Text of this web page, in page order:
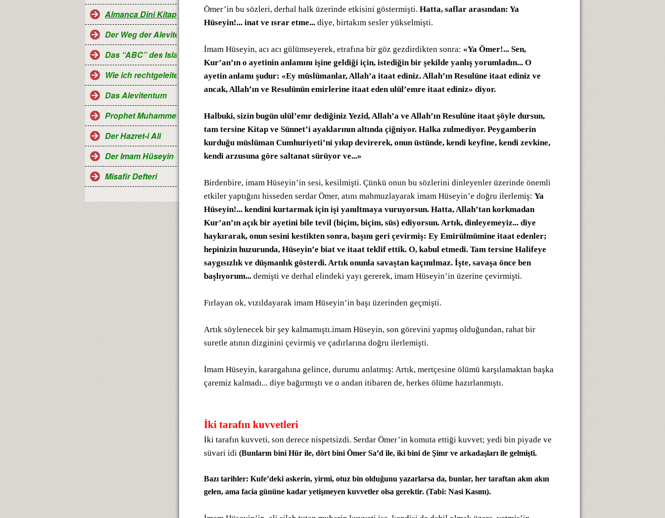
Almanca Dini Kitaplar-Religiöse Bücher
Der Weg der Aleviten...
Das “ABC” des Islam
Wie ich rechtgeleitet wurde
Das Alevitentum
Prophet Muhammed
Der Hazret-i Ali
Der Imam Hüseyin
Misafir Defteri
Ömer’in bu sözleri, derhal halk üzerinde etkisini göstermişti. Hatta, saflar arasından: Ya
Hüseyin!... inat ve ısrar etme... diye, birtakım sesler yükselmişti.
İmam Hüseyin, acı acı gülümseyerek, etrafına bir göz gezdirdikten sonra: «Ya Ömer!... Sen,
Kur’an’ın o ayetinin anlamını işine geldiği için, istediğin bir şekilde yanlış yorumladın... O
ayetin anlamı şudur: «Ey müslümanlar, Allah’a itaat ediniz. Allah’ın Resulüne itaat ediniz ve
ancak, Allah’ın ve Resulünün emirlerine itaat eden ulül’emre itaat ediniz» diyor.
Halbuki, sizin bugün ulül’emr dediğiniz Yezid, Allah’a ve Allah’ın Resulüne itaat şöyle dursun,
tam tersine Kitap ve Sünnet’i ayaklarının altında çiğniyor. Halka zulmediyor. Peygamberin
kurduğu müslüman Cumhuriyeti’ni yıkıp devirerek, onun üstünde, kendi keyfine, kendi zevkine,
kendi arzusuna göre saltanat sürüyor ve...»
Birdenbire, imam Hüseyin’in sesi, kesilmişti. Çünkü onun bu sözlerini dinleyenler üzerinde önemli
etkiler yaptığını hisseden serdar Ömer, atını mahmuzlayarak imam Hüseyin’e doğru ilerlemiş: Ya
Hüseyin!... kendini kurtarmak için işi yanıltmaya vuruyorsun. Hatta, Allah’tan korkmadan
Kur’an’ın açık bir ayetini bile tevil (biçim, biçim, süs) ediyorsun. Artık, dinleyemeyiz... diye
haykırarak, onun sesini kestikten sonra, başını geri çevirmiş: Ey Emirülmümine itaat edenler;
hepinizin huzurunda, Hüseyin’e biat ve itaat teklif ettik. O, kabul etmedi. Tam tersine Halifeye
saygısızlık ve düşmanlık gösterdi. Artık onunla savaştan kaçınılmaz. İşte, savaşa önce ben
başlıyorum... demişti ve derhal elindeki yayı gererek, imam Hüseyin’in üzerine çevirmişti.
Fırlayan ok, vızıldayarak imam Hüseyin’in başı üzerinden geçmişti.
Artık söylenecek bir şey kalmamıştı.imam Hüseyin, son görevini yapmış olduğundan, rahat bir
suretle atının dizginini çevirmiş ve çadırlarına doğru ilerlemişti.
İmam Hüseyin, karargahına gelince, durumu anlatmış: Artık, mertçesine ölümü karşılamaktan başka
çaremiz kalmadı... diye bağırmıştı ve o andan itibaren de, herkes ölüme hazırlanmıştı.
İki tarafın kuvvetleri
İki tarafın kuvveti, son derece nispetsizdi. Serdar Ömer’in komuta ettiği kuvvet; yedi bin piyade ve
süvari idi (Bunların bini Hür ile, dört bini Ömer Sa’d ile, iki bini de Şimr ve arkadaşları ile gelmişti.
Bazı tarihler: Kufe’deki askerin, yirmi, otuz bin olduğunu yazarlarsa da, bunlar, her taraftan akın akın
gelen, ama facia gününe kadar yetişmeyen kuvvetler olsa gerektir. (Tabi: Nasi Kasım).